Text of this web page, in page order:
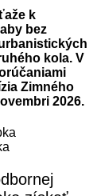
k
bez
kola. V
Zimného
2026.